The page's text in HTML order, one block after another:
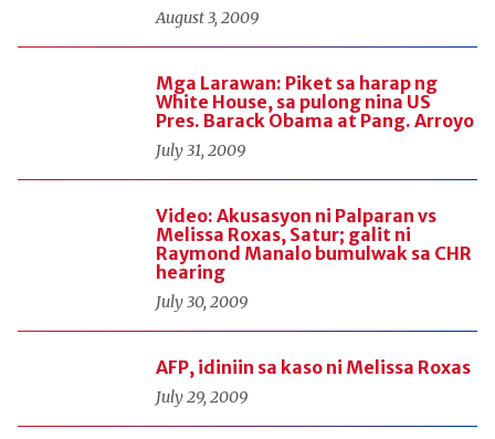
August 3, 2009
Mga Larawan: Piket sa harap ng
White House, sa pulong nina US
Pres. Barack Obama at Pang. Arroyo
July 31, 2009
Video: Akusasyon ni Palparan vs
Melissa Roxas, Satur; galit ni
Raymond Manalo bumulwak sa CHR
hearing
July 30, 2009
AFP, idiniin sa kaso ni Melissa Roxas
July 29, 2009